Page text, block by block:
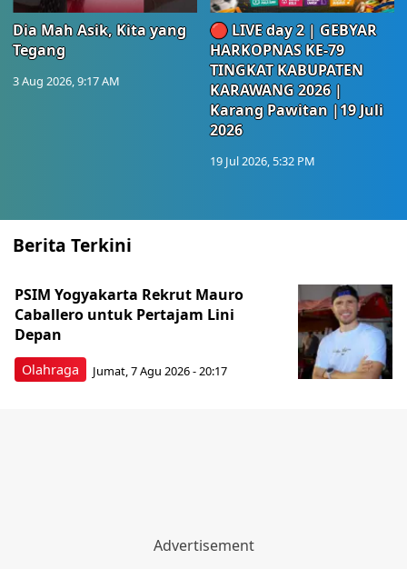
Dia Mah Asik, Kita yang
Tegang
3 Aug 2026, 9:17 AM
🔴 LIVE day 2 | GEBYAR
HARKOPNAS KE-79
TINGKAT KABUPATEN
KARAWANG 2026 |
Karang Pawitan |19 Juli
2026
19 Jul 2026, 5:32 PM
Berita Terkini
Olahraga
PSIM Yogyakarta Rekrut Mauro
Caballero untuk Pertajam Lini
Depan
Jumat, 7 Agu 2026 - 20:17